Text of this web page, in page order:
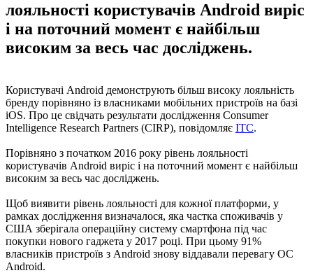
лояльності користувачів Android виріс
і на поточний момент є найбільш
високим за весь час досліджень.
Користувачі Android демонструють більш високу лояльність
бренду порівняно із власниками мобільних пристроїв на базі
iOS. Про це свідчать результати дослідження Consumer
Intelligence Research Partners (CIRP), повідомляє ITC.
Порівняно з початком 2016 року рівень лояльності
користувачів Android виріс і на поточний момент є найбільш
високим за весь час досліджень.
Щоб виявити рівень лояльності для кожної платформи, у
рамках дослідження визначалося, яка частка споживачів у
США зберігала операційну систему смартфона під час
покупки нового гаджета у 2017 році. При цьому 91%
власників пристроїв з Android знову віддавали перевагу ОС
Android.